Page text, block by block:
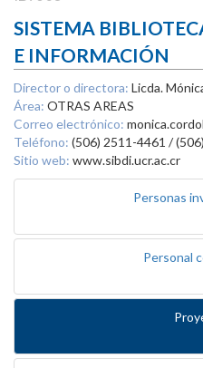
SISTEMA
E INFORMACIÓN
Director o directora: Licda.
Área: OTRAS AREAS
Correo electrónico:
Teléfono: (506) 2511-4461 /
Sitio web: www.sibdi.ucr.ac.cr
Personas
Personal